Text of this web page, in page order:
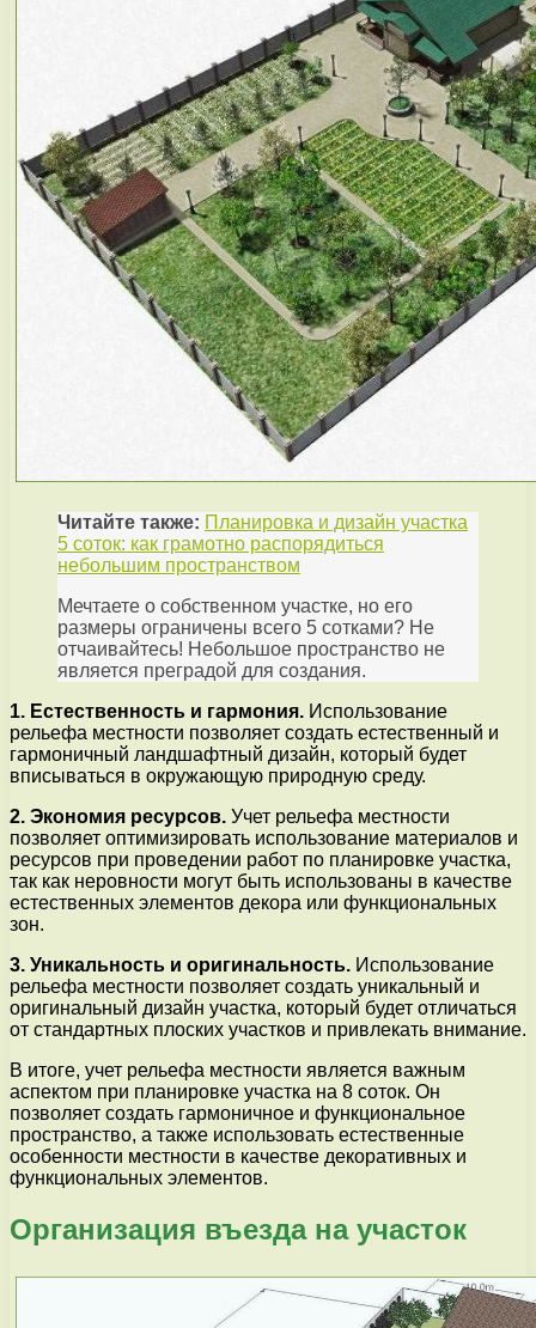
Читайте также: Планировка и дизайн участка
5 соток: как грамотно распорядиться
небольшим пространством
Мечтаете о собственном участке, но его
размеры ограничены всего 5 сотками? Не
отчаивайтесь! Небольшое пространство не
является преградой для создания.
1. Естественность и гармония. Использование
рельефа местности позволяет создать естественный и
гармоничный ландшафтный дизайн, который будет
вписываться в окружающую природную среду.
2. Экономия ресурсов. Учет рельефа местности
позволяет оптимизировать использование материалов и
ресурсов при проведении работ по планировке участка,
так как неровности могут быть использованы в качестве
естественных элементов декора или функциональных
зон.
3. Уникальность и оригинальность. Использование
рельефа местности позволяет создать уникальный и
оригинальный дизайн участка, который будет отличаться
от стандартных плоских участков и привлекать внимание.
В итоге, учет рельефа местности является важным
аспектом при планировке участка на 8 соток. Он
позволяет создать гармоничное и функциональное
пространство, а также использовать естественные
особенности местности в качестве декоративных и
функциональных элементов.
Организация въезда на участок